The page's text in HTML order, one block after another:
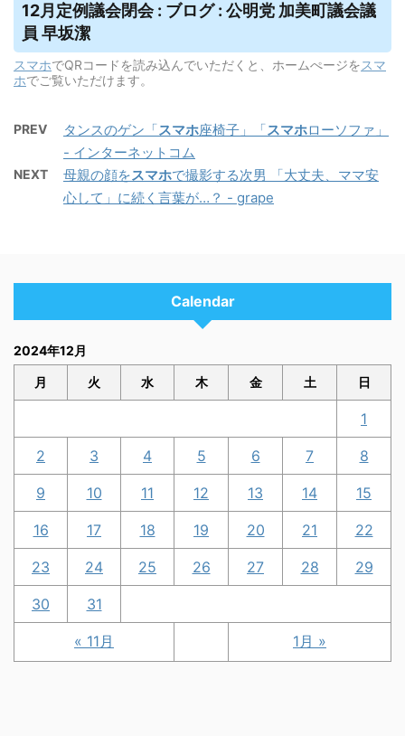
12月定例議会閉会 : ブログ : 公明党 加美町議会議
員 早坂潔
スマホでQRコードを読み込んでいただくと、ホームぺージをスマ
ホでご覧いただけます。
PREV タンスのゲン「スマホ座椅子」「スマホローソファ」
- インターネットコム
NEXT 母親の顔をスマホで撮影する次男 「大丈夫、ママ安
心して」に続く言葉が…？ - grape
Calendar
2024年12月
月 火 水 木 金 土 日
« 11月 1月 »
1
2 3 4 5 6 7 8
9 10 11 12 13 14 15
16 17 18 19 20 21 22
23 24 25 26 27 28 29
30 31